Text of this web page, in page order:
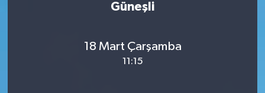
Güneşli
18 Mart Çarşamba
11:15